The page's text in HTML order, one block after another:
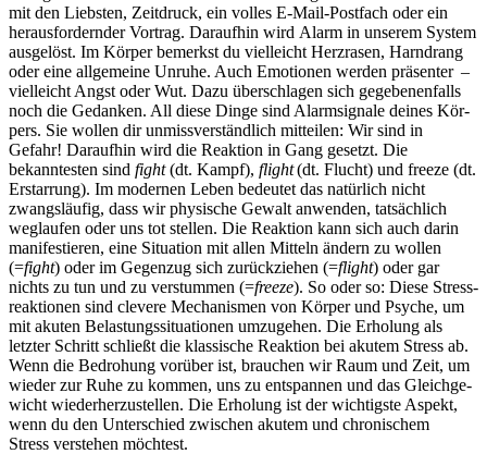
mit den Liebsten, Zeitdruck, ein volles E-Mail-Postfach oder ein
herausfordernder Vortrag. Dar­auf­hin wird Alarm in unse­rem System
aus­ge­löst. Im Körper bemerkst du viel­leicht Herz­ra­sen, Harn­drang
oder eine all­ge­meine Unruhe. Auch Emo­tio­nen werden prä­sen­ter –
viel­leicht Angst oder Wut. Dazu überschlagen sich gegebenenfalls
noch die Gedan­ken. All diese Dinge sind Alarm­si­gnale deines Kör­
pers. Sie wollen dir unmiss­ver­ständ­lich mit­tei­len: Wir sind in
Gefahr! Dar­auf­hin wird die Reak­tion in Gang gesetzt. Die
bekanntesten sind fight(dt. Kampf), flight(dt. Flucht) und freeze (dt.
Erstarrung). Im modernen Leben bedeutet das natürlich nicht
zwangsläufig, dass wir physische Gewalt anwenden, tatsächlich
weglaufen oder uns tot stellen. Die Reaktion kann sich auch darin
manifestieren, eine Situation mit allen Mitteln ändern zu wollen
(=fight) oder im Gegenzug sich zurückziehen (=flight) oder gar
nichts zu tun und zu verstummen (=freeze). So oder so: Diese Stress­
re­ak­tio­nen sind cle­vere Mecha­nis­men von Körper und Psyche, um
mit akuten Belas­tungs­si­tua­tio­nen umzu­ge­hen. Die Erholung als
letzter Schritt schließt die klassische Reaktion bei akutem Stress ab.
Wenn die Bedro­hung vor­über ist, brau­chen wir Raum und Zeit, um
wieder zur Ruhe zu kommen, uns zu ent­span­nen und das Gleich­ge­
wicht wie­der­her­zu­stel­len. Die Erholung ist der wich­tigste Aspekt,
wenn du den Unter­schied zwi­schen akutem und chro­ni­schem
Stress ver­ste­hen möch­test.